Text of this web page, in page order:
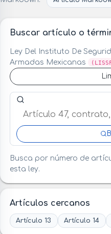
Buscar artículo o
Ley Del Instituto De
Armadas Mexicanas
Buscar artículo o
Busca por número de
esta ley.
Artículos cercanos
Artículo 13 Artículo 14